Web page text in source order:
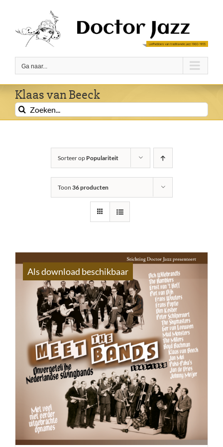
inhoud
Ga naar...
Klaas van Beeck
Zoeken
naar:
Sorteer op Populariteit
Toon 36 producten
Als download beschikbaar